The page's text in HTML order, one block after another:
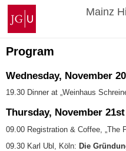
Skip
content
Johannes
Gutenberg
University
Mainz
Mainz
Program
Wednesday, November
19.30 Dinner at „Weinhaus
Thursday, November 21st
09.00 Registration & Coffee, „The
09.30 Karl Ubl, Köln: Die